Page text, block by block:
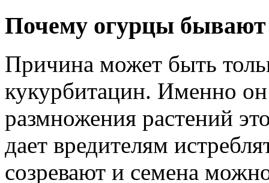
Почему огурцы
Причина может быть
кукурбитацин. Именно
размножения растений
дает вредителям
созревают и семена